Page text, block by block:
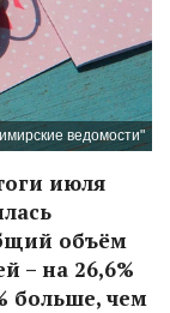
ведомости"
июля
объём
– на 26,6%
больше, чем